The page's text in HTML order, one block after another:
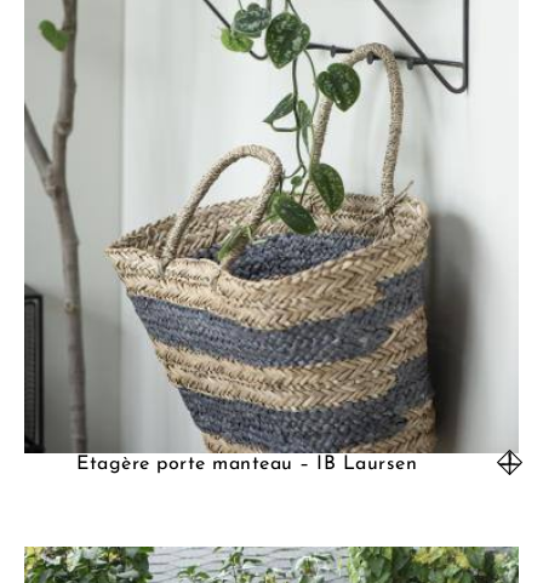
Etagère porte manteau – IB Laursen